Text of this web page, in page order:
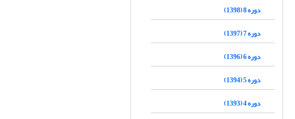
دوره 8 (1398)
دوره 7 (1397)
دوره 6 (1396)
دوره 5 (1394)
دوره 4 (1393)